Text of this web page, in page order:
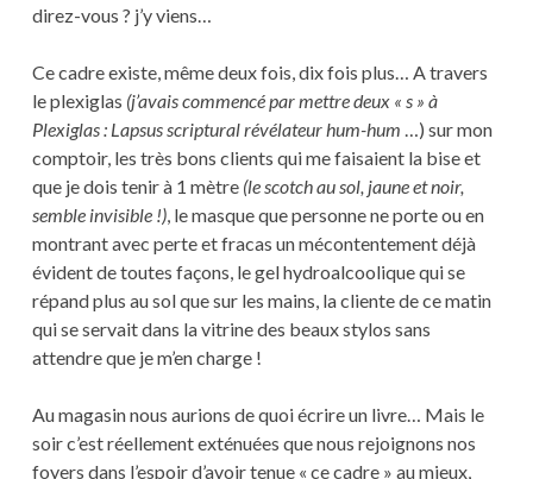
direz-vous ? j’y viens…
Ce cadre existe, même deux fois, dix fois plus… A travers
le plexiglas (j’avais commencé par mettre deux « s » à
Plexiglas : Lapsus scriptural révélateur hum-hum …) sur mon
comptoir, les très bons clients qui me faisaient la bise et
que je dois tenir à 1 mètre (le scotch au sol, jaune et noir,
semble invisible !), le masque que personne ne porte ou en
montrant avec perte et fracas un mécontentement déjà
évident de toutes façons, le gel hydroalcoolique qui se
répand plus au sol que sur les mains, la cliente de ce matin
qui se servait dans la vitrine des beaux stylos sans
attendre que je m’en charge !
Au magasin nous aurions de quoi écrire un livre… Mais le
soir c’est réellement exténuées que nous rejoignons nos
foyers dans l’espoir d’avoir tenue « ce cadre » au mieux,